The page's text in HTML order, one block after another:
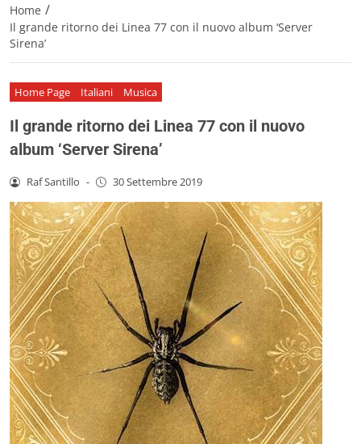
Home /
Il grande ritorno dei Linea 77 con il nuovo album ‘Server
Sirena’
Home Page Italiani Musica
Il grande ritorno dei Linea 77 con il nuovo
album ‘Server Sirena’
Raf Santillo - 30 Settembre 2019